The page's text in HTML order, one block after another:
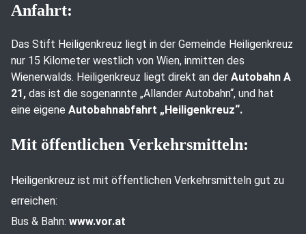
Anfahrt:
Das Stift Heiligenkreuz liegt in der Gemeinde Heiligenkreuz
nur 15 Kilometer westlich von Wien, inmitten des
Wienerwalds. Heiligenkreuz liegt direkt an der Autobahn A
21, das ist die sogenannte „Allander Autobahn“, und hat
eine eigene Autobahnabfahrt „Heiligenkreuz“.
Mit öffentlichen Verkehrsmitteln:
Heiligenkreuz ist mit öffentlichen Verkehrsmitteln gut zu
erreichen:
Bus & Bahn: www.vor.at